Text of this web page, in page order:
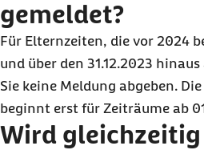
gemeldet?
Für Elternzeiten, die vor 2024
und über den 31.12.2023
Sie keine Meldung abgeben.
beginnt erst für Zeiträume ab
Wird gleichzeitig